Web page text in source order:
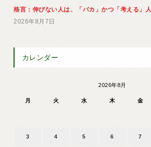
格言：伸びない人は、「バカ」かつ「考える」人
2026年8月7日
カレンダー
2026年8月
月 火 水 木 金
3 4 5 6 7